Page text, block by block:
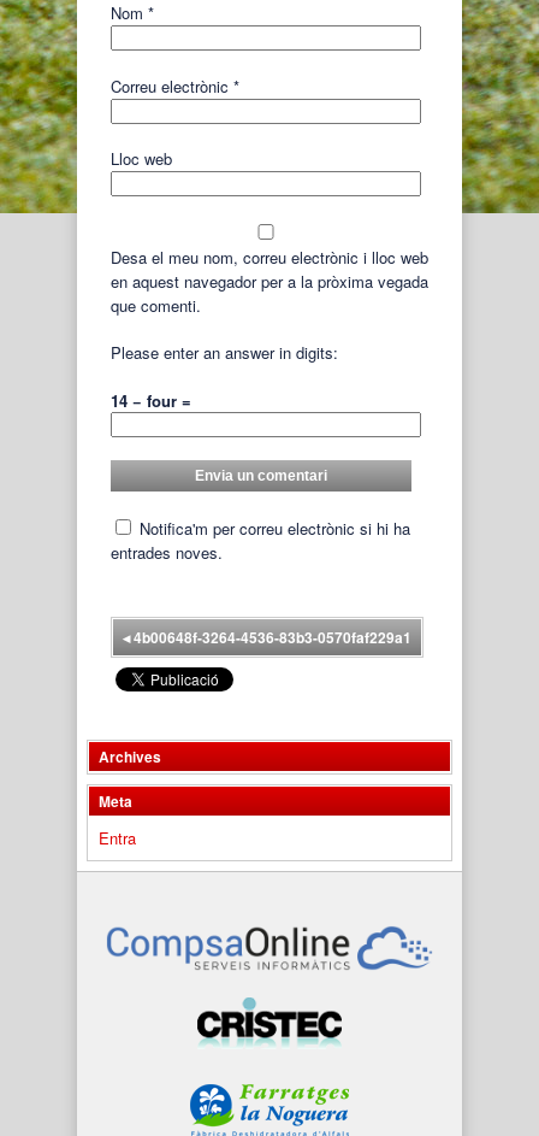
Nom *
Correu electrònic *
Lloc web
Desa el meu nom, correu electrònic i lloc web
en aquest navegador per a la pròxima vegada
que comenti.
Please enter an answer in digits:
14 − four =
Notifica'm per correu electrònic si hi ha
entrades noves.
◂4b00648f-3264-4536-83b3-0570faf229a1
Archives
Meta
Entra